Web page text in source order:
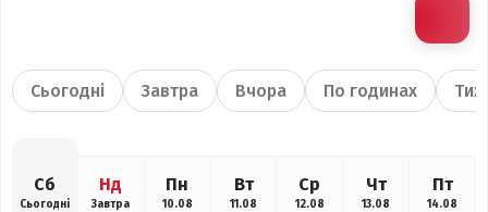
Сьогодні Завтра Вчора По годинах
Сб
Сьогодні
Нд
Завтра
Пн
10.08
Вт
11.08
Ср
12.08
Чт
13.08
Пт
14.08